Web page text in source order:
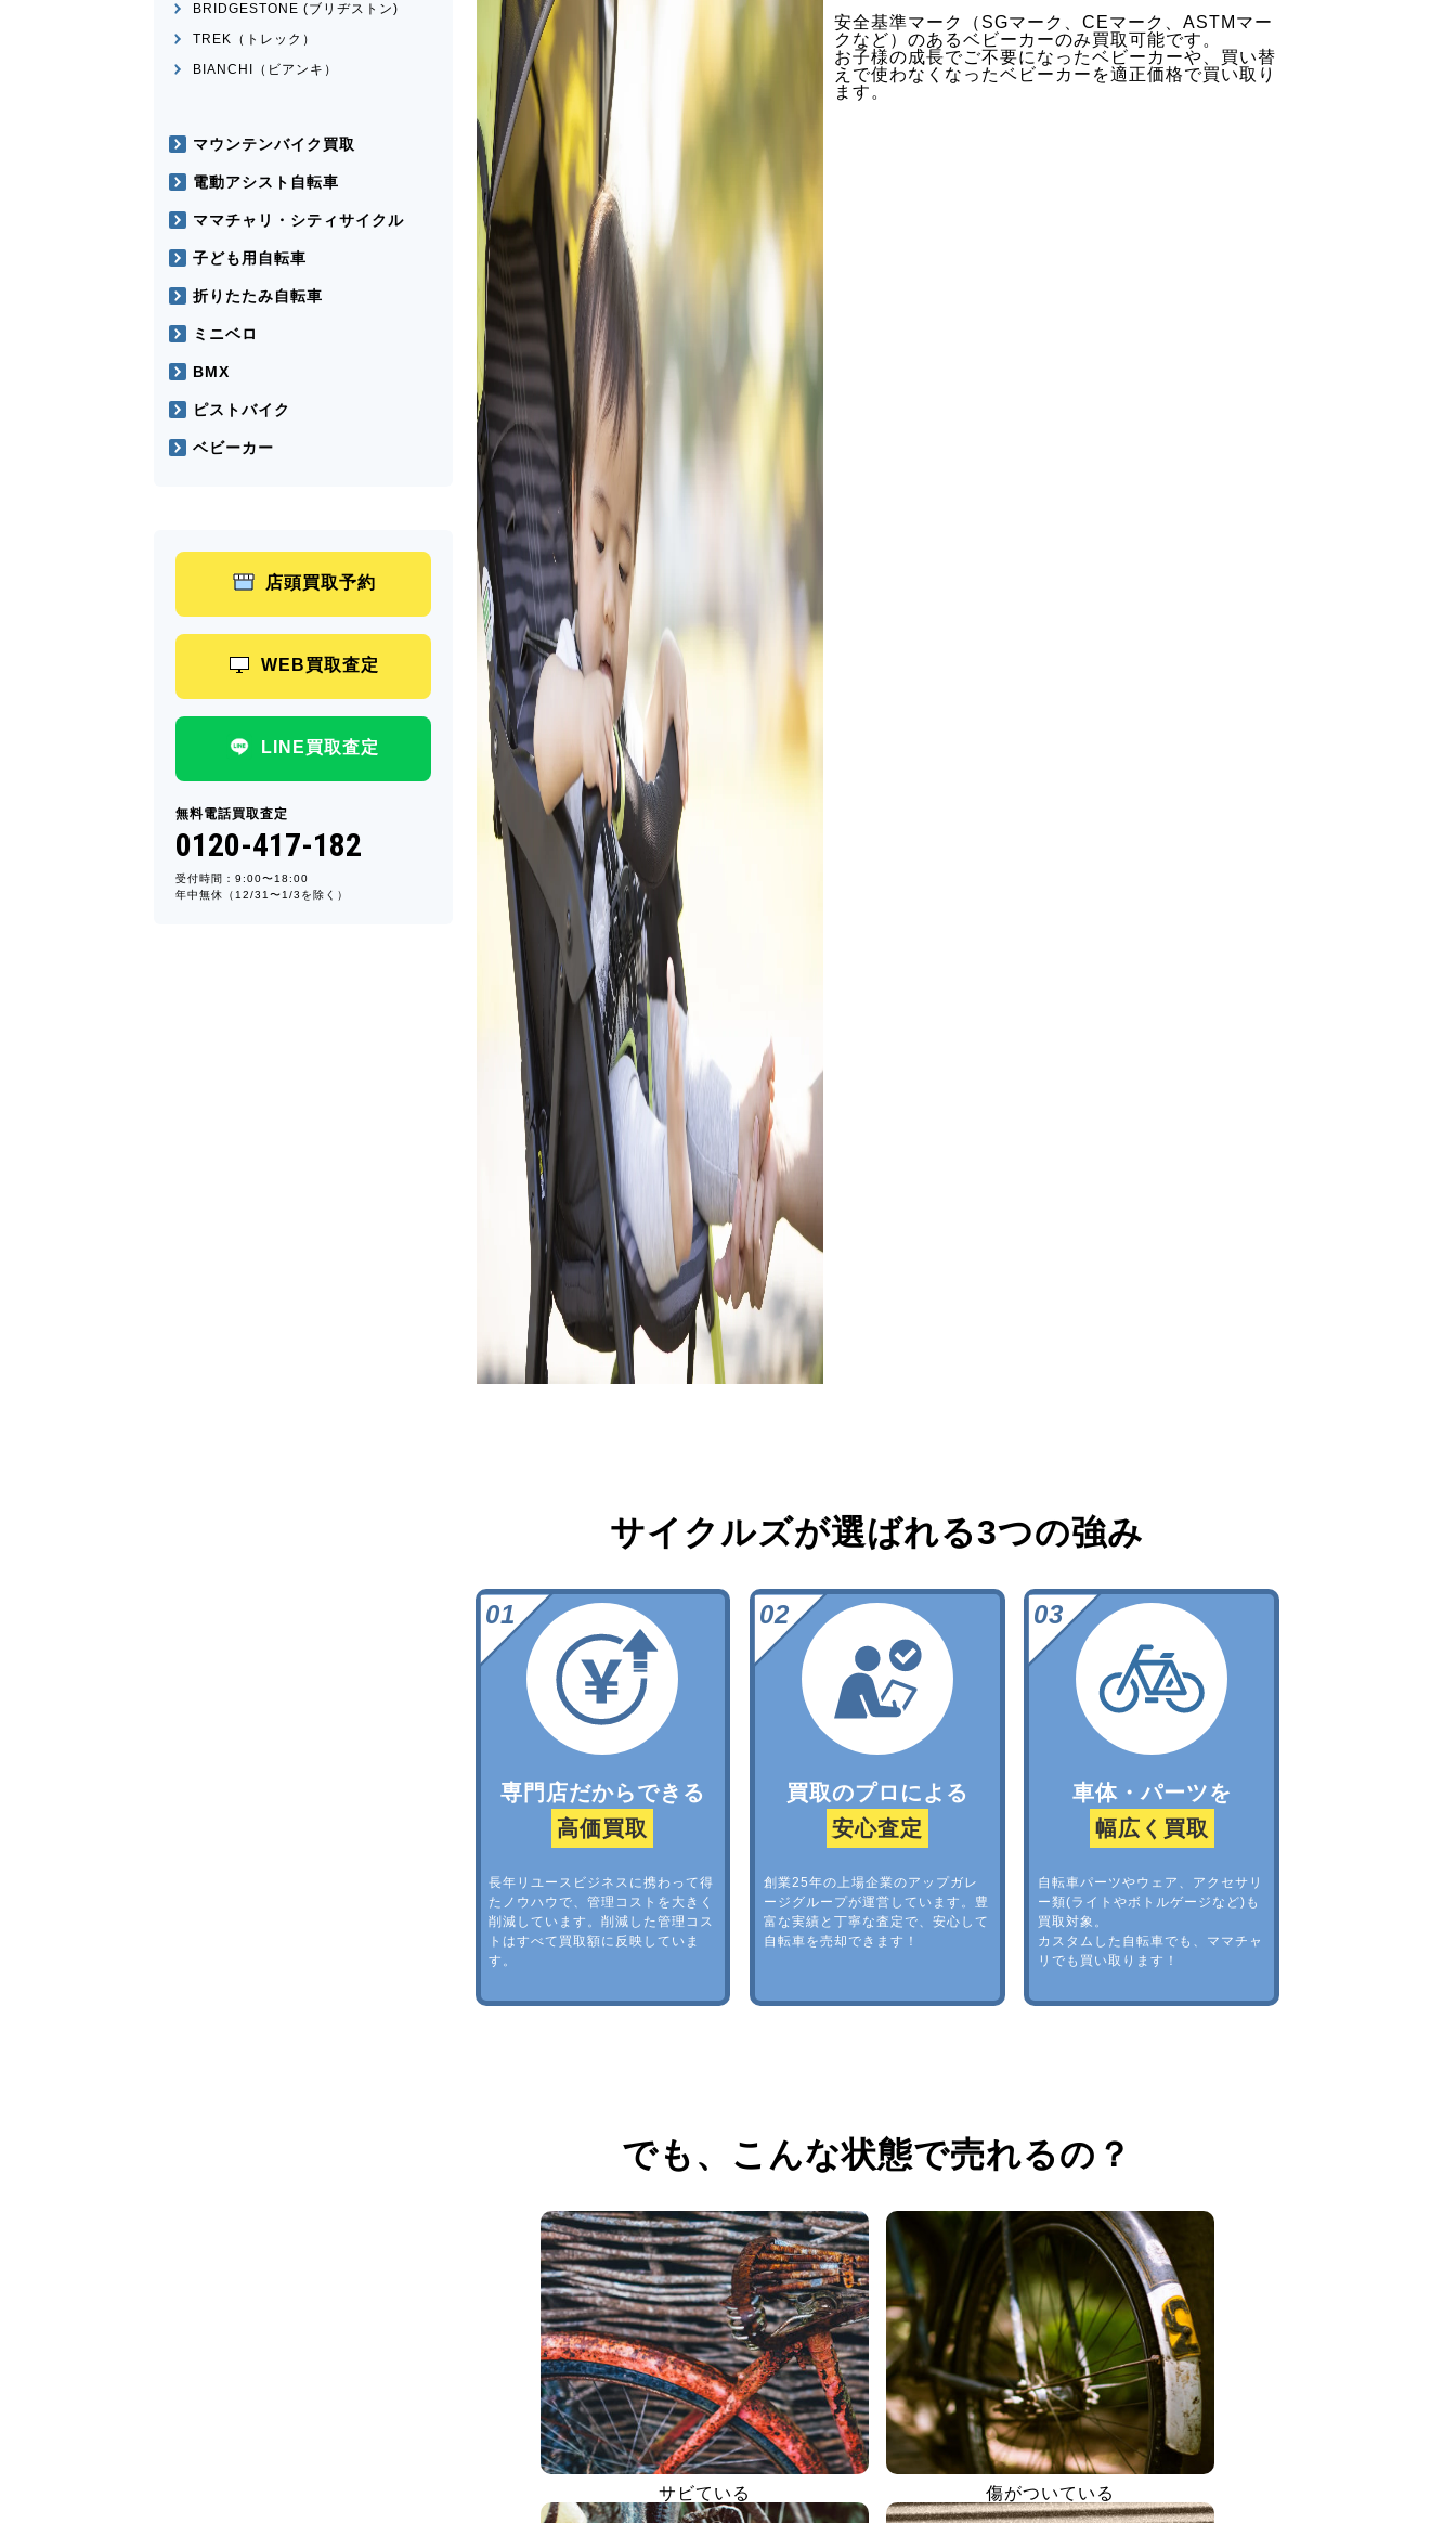
安全基準マーク（SGマーク、CEマーク、ASTMマー
クなど）のあるベビーカーのみ買取可能です。
お子様の成長でご不要になったベビーカーや、買い替
えで使わなくなったベビーカーを適正価格で買い取り
ます。
サイクルズが選ばれる3つの強み
専門店だからできる
高価買取
長年リユースビジネスに携わって得
たノウハウで、管理コストを大きく
削減しています。削減した管理コス
トはすべて買取額に反映していま
す。
買取のプロによる
安心査定
創業25年の上場企業のアップガレ
ージグループが運営しています。豊
富な実績と丁寧な査定で、安心して
自転車を売却できます！
車体・パーツを
幅広く買取
自転車パーツやウェア、アクセサリ
ー類(ライトやボトルゲージなど)も
買取対象。
カスタムした自転車でも、ママチャ
リでも買い取ります！
でも、 こんな状態で売れるの？
サビている 傷がついている
BRIDGESTONE (ブリヂストン)
TREK（トレック）
BIANCHI（ビアンキ）
マウンテンバイク買取
電動アシスト自転車
ママチャリ・シティサイクル
子ども用自転車
折りたたみ自転車
ミニベロ
BMX
ピストバイク
ベビーカー
店頭買取予約
WEB買取査定
LINE買取査定
無料電話買取査定
0120-417-182
受付時間：9:00〜18:00
年中無休（12/31〜1/3を除く）